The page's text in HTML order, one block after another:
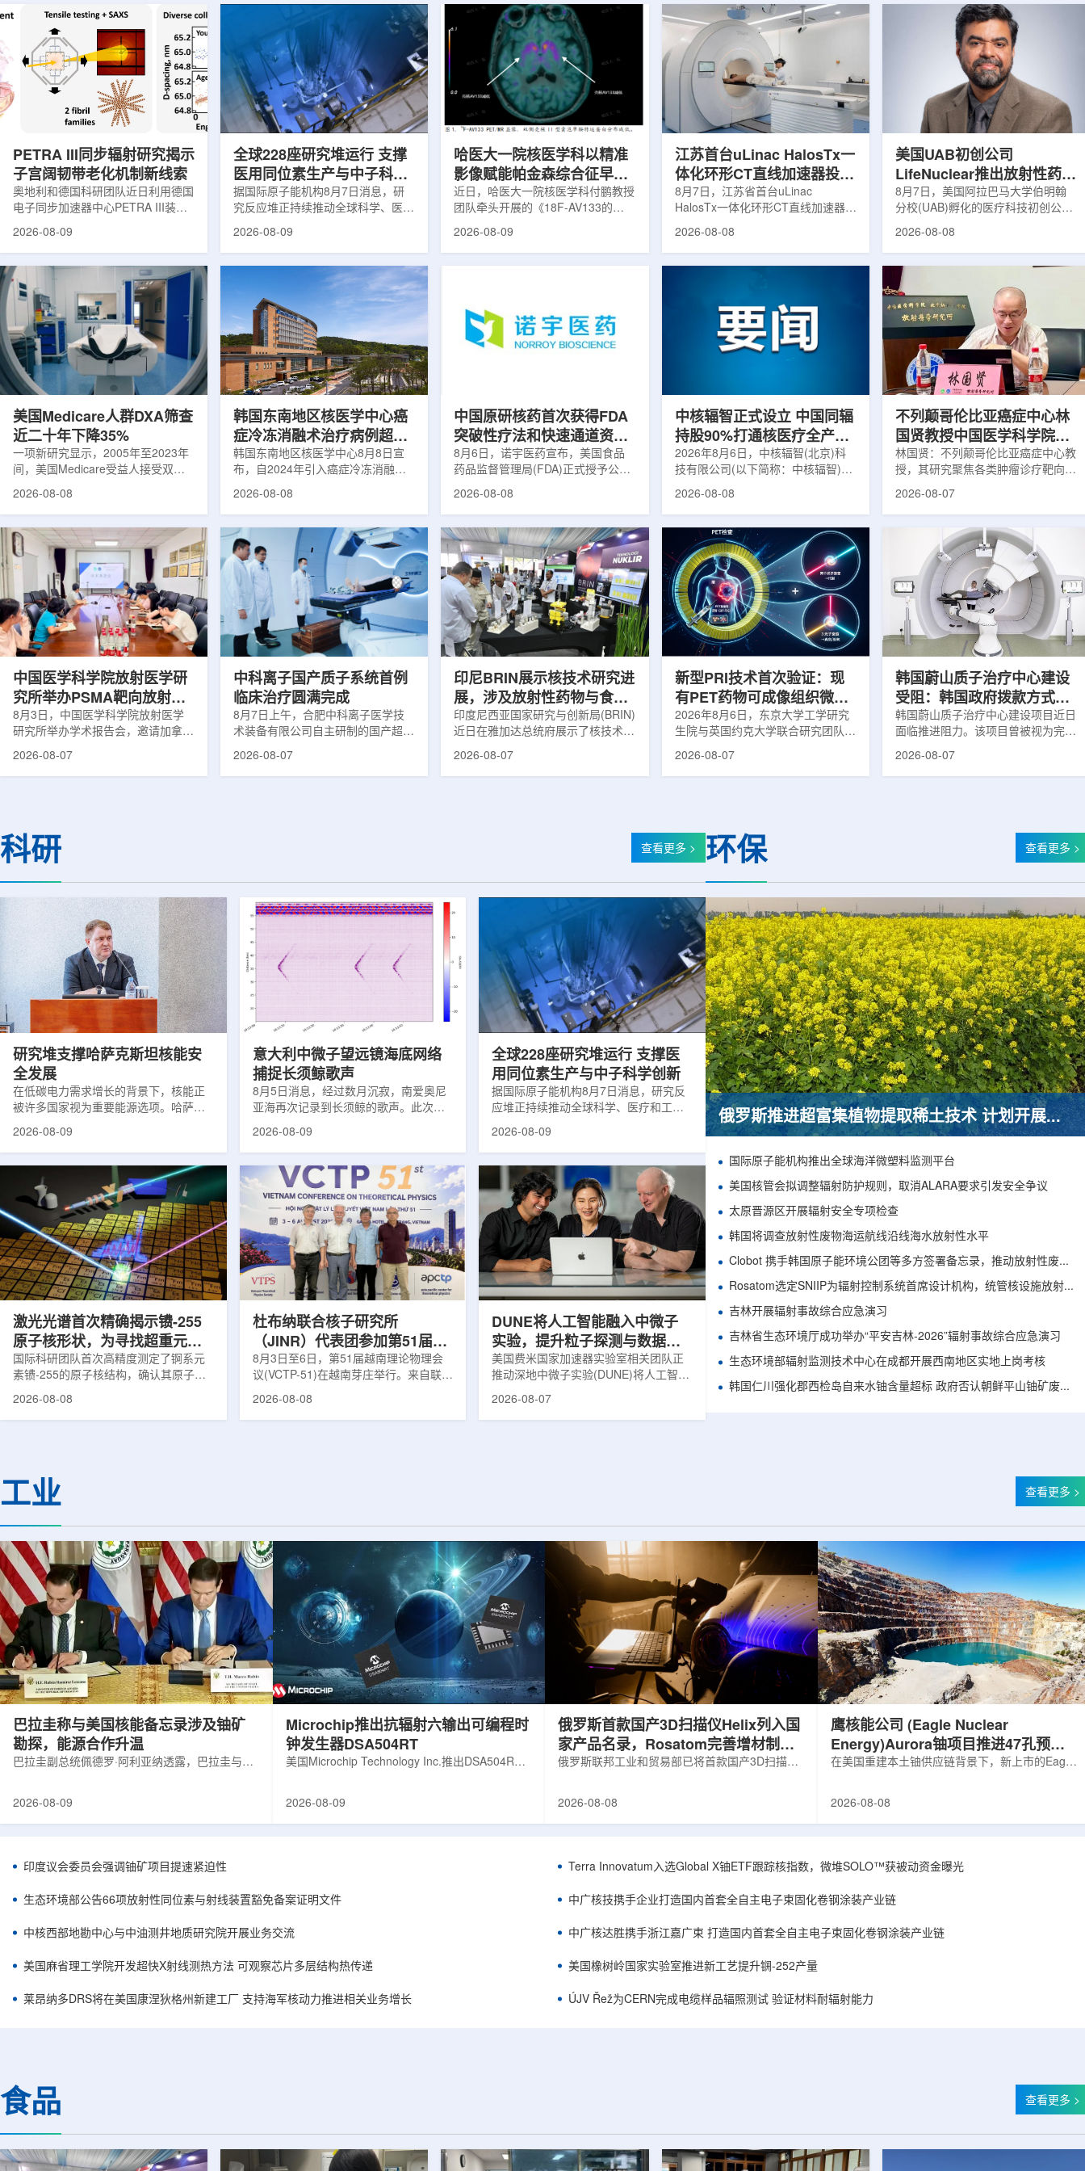
PETRA III同步辐射研究揭示
子宫阔韧带老化机制新线索
奥地利和德国科研团队近日利用德国
电子同步加速器中心PETRA III装
置，对支撑子宫的重要韧带——阔韧
学线索。相关研究成果发表于《生物
材料学报》。盆腔器官脱垂是女性健
康领域常见但机制仍不清晰的问题，
约40%的女性会受到影响，且多发生
在生命后半段。医学研究人员此前推
测，子宫周围韧带随年龄发生松弛，
可能是脱垂的重要原因之一。阔韧带
连接子宫与盆腔内壁，其强度和弹性
2026-08-09
全球228座研究堆运行 支撑
医用同位素生产与中子科学
创新
据国际原子能机构8月7日消息，研
究反应堆正持续推动全球科学、医疗
和工业领域创新。目前，全球54个
应堆不同于用于发电的核反应堆，主
要功能是产生中子，为医疗、工业、
农业、地质科学、法医学及核科学研
究提供支撑。从上方拍摄的研究堆水
池。(图片：国际原子能机构)在医疗
领域，研究堆是医用放射性同位素的
重要来源。其中，锝-99m被广泛用
于癌症以及心脏、脑部和骨骼疾病诊
2026-08-09
哈医大一院核医学科以精准
影像赋能帕金森综合征早期
诊疗
近日，哈医大一院核医学科付鹏教授
团队牵头开展的《18F-AV133的
PET/MR显像在帕金森病中的临床应
诊断主要依赖症状评估和经验判断，
对于早期阶段、非典型病例以及疾病
鉴别诊断仍存在一定挑战。该技术的
推广应用，标志着哈医大一院在神经
2026-08-09
江苏首台uLinac HalosTx一
体化环形CT直线加速器投入
临床
8月7日，江苏省首台uLinac
HalosTx一体化环形CT直线加速器在
南京医科大学第三附属医院(常州二
疗是肿瘤治疗的重要方式之一。传统
分体式放疗流程中，患者通常需要在
CT室与治疗室之间转运，治疗计划
也多依据此前采集的静态影像制定。
2026-08-08
美国UAB初创公司
LifeNuclear推出放射性药物
治疗安全指导平台
TheraGuide
8月7日，美国阿拉巴马大学伯明翰
分校(UAB)孵化的医疗科技初创公司
LifeNuclear宣布推出数字化平台
遵循辐射安全指导。放射性药物疗法
通过使用放射性药物靶向癌细胞，在
尽量减少周围健康组织损伤的同时发
挥治疗作用。随着该疗法应用范围扩
大，患者在治疗后通常需要阅读并执
行较为复杂的书面说明，这对部分患
者和护理人员而言存在理解和操作难
度。雷莫·乔治博士LifeNuclear由
2026-08-08
美国Medicare人群DXA筛查
近二十年下降35%
一项新研究显示，2005年至2023年
间，美国Medicare受益人接受双能X
射线吸收测定(DXA)检查的比例明显
果提示，不同人群之间的筛查可及性
差异正在扩大。研究人员分析了超过
500万名Medicare受益人的理赔数
据。结果显示，DXA使用率从2005
年的每10万名受益人7255次，下降
至2023年的每10万名受益人4690
次。相关研究已发表于
《Osteoporosis International》。下
2026-08-08
韩国东南地区核医学中心癌
症冷冻消融术治疗病例超过
100例
韩国东南地区核医学中心8月8日宣
布，自2024年引入癌症冷冻消融术
以来，中心已完成超过100例相关手
法。治疗过程中，医生在CT或超声
成像引导下，将细治疗针精准插入肿
瘤部位，通过零下40摄氏度或更低
的超低温冷冻病灶，使癌细胞发生坏
死。由于低温冷冻本身具有一定麻醉
作用，该技术有助于减轻患者疼痛，
减少对周围正常组织的损伤，并促进
术后较快恢复。据该中心介绍，目前
2026-08-08
中国原研核药首次获得FDA
突破性疗法和快速通道资格
双重认定
8月6日，诺宇医药宣布，美国食品
药品监督管理局(FDA)正式授予公司
自主研发的68Ga-NYM096突破性疗
认定(Fast Track Designation,
FTD)。这是原研核药领域中国首个
获得美国 FDA 突破性疗法认定、首
个同时获得 FDA 突破性疗法与快速
通道双项认定的产品，创造了核药领
域里程碑式突破。68Ga-NYM096是
一款特异性结合CAⅨ的肾癌小分子
诊断核药，适用于疑似或确认转移性
2026-08-08
中核辐智正式设立 中国同辐
持股90%打通核医疗全产业
链
2026年8月6日，中核辐智(北京)科
技有限公司(以下简称：中核辐智)正
式设立。公司由中国同辐股份有限公
创)共同出资组建，中国同辐持股
90%，中核浙创持股10%。中核辐智
将承接中国同辐核医学发展中心业
务，锚定智慧核医疗赛道深耕布局。
公司以智慧核医学物联系统为核心载
体，打通核医疗全产业链条，构建智
慧核医学系统+核药+装备+服务协同
发展模式，推动业务从单一产品供给
2026-08-08
不列颠哥伦比亚癌症中心林
国贤教授中国医学科学院放
射医学研究所开展学术交流
林国贤：不列颠哥伦比亚癌症中心教
授，其研究聚焦各类肿瘤诊疗靶向放
射性药物开发，迄今已主导/参与发
完成自研7款放射性药物的临床转
化，用于多种肿瘤诊疗。报告会上，
林国贤教授基于其团队多年的前沿探
索，系统梳理了针对前列腺癌靶点
PSMA的核药相关研究进展：一是F-
18标记PSMA靶向PET显像剂的分子
设计与临床优势;二是通过理性优化
分子结构，大幅提高Lu-177标记治
2026-08-07
中国医学科学院放射医学研
究所举办PSMA靶向放射性
药物学术报告会
8月3日，中国医学科学院放射医学
研究所举办学术报告会，邀请加拿大
温哥华不列颠哥伦比亚癌症中心林国
授长期从事肿瘤诊疗靶向放射性药物
开发研究，已主导或参与发表135余
款自研放射性药物的临床转化，应用
2026-08-07
中科离子国产质子系统首例
临床治疗圆满完成
8月7日上午，合肥中科离子医学技
术装备有限公司自主研制的国产超导
回旋质子治疗系统，在合肥离子医学
疗。设备运行平稳低噪，治疗控制软
件运...
2026-08-07
印尼BRIN展示核技术研究进
展，涉及放射性药物与食品
辐照应用
印度尼西亚国家研究与创新局(BRIN)
近日在雅加达总统府展示了核技术研
究成果。BRIN局长阿里夫·萨特里亚
放射性药物研发对癌症识别和治疗具
水果的辐照处理。阿里夫介绍，一些
2026-08-07
新型PRI技术首次验证：现
有PET药物可成像组织微环
境
2026年8月6日，东京大学工学研究
生院与英国约克大学联合研究团队宣
布，已建立一种利用正电子三光子衰
衰变的下一代核医学成像概念图目前
临床PET扫描主要利用正电子双光子
程度相关的微环境信息捕捉有限。...
2026-08-07
韩国蔚山质子治疗中心建设
受阻：韩国政府拨款方式调
整影响项目推进
韩国蔚山质子治疗中心建设项目近日
面临推进阻力。该项目曾被视为完善
韩国东南部区域癌症治疗体系的关键
制定服务，并开始争取国家拨款。不
过，韩国保健福祉部回复称，难以单
中心，构建癌症患者可在区域内完成
手术...
2026-08-07
科研 查看更多 >
研究堆支撑哈萨克斯坦核能安
全发展
在低碳电力需求增长的背景下，核能正
被许多国家视为重要能源选项。哈萨克
料、反应堆运行工况及安全系统需要经
过长期研究、试验和验证，研究堆和实
验装置正是承担这类工作的核心平台。
不同于以发电为主要目标的动力堆，研
究堆更接近专业核科学实验室。科研人
员可在其中研究核燃料和结构材料行
为，模拟反应堆不同运行状态，包括偏
离正常工况的情形，测试新技术，并验
证后续用于核...
2026-08-09
意大利中微子望远镜海底网络
捕捉长须鲸歌声
8月5日消息，经过数月沉寂，南爱奥尼
亚海再次记录到长须鲸的歌声。此次观
多个实验共同完成，涉及ITINERIS、
LOWNOISER和VONGOLA三个项目，
相关工作由LNS-INFN与西西里核物理与
物质结构中心(CSFNSM)参与开展。探
测发生在冬季末期。当时，东地中海区
域正受到一项长期近海油气资源地球物
理勘测活动带来的强烈人为噪声影响，
距离飓风哈里过境也仅数周。研究人员
在复杂声学背景...
2026-08-09
全球228座研究堆运行 支撑医
用同位素生产与中子科学创新
据国际原子能机构8月7日消息，研究反
应堆正持续推动全球科学、医疗和工业
设或规划阶段。这类反应堆不同于用于
发电的核反应堆，主要功能是产生中
子，为医疗、工业、农业、地质科学、
法医学及核科学研究提供支撑。从上方
拍摄的研究堆水池。(图片：国际原子能
机构)在医疗领域，研究堆是医用放射性
同位素的重要来源。其中，锝-99m被广
泛用于癌症以及心脏、脑部和骨骼疾病
诊断;全球大...
2026-08-09
激光光谱首次精确揭示镄-255
原子核形状，为寻找超重元素
提供新线索
国际科研团队首次高精度测定了锕系元
素镄-255的原子核结构，确认其原子核
呈明显的长椭球形，类似橄榄球。这项
值，也为现代原子核理论模型提供了关
键实验验证。镄是自然界中不存在的人
团...
2026-08-08
杜布纳联合核子研究所
（JINR）代表团参加第51届越
南理论物理会议
8月3日至6日，第51届越南理论物理会
议(VCTP-51)在越南芽庄举行。来自联合
核研究所理论物理实验室和信息技术实
2026-08-08
DUNE将人工智能融入中微子
实验，提升粒子探测与数据处
理能力
美国费米国家加速器实验室相关团队正
推动深地中微子实验(DUNE)将人工智能
和机器学习工具融入实验设计、探测器
子...
2026-08-07
环保 查看更多 >
俄罗斯推进超富集植物提取稀土技术 计划开展田间试验
国际原子能机构推出全球海洋微塑料监测平台
美国核管会拟调整辐射防护规则，取消ALARA要求引发安全争议
太原晋源区开展辐射安全专项检查
韩国将调查放射性废物海运航线沿线海水放射性水平
Clobot 携手韩国原子能环境公团等多方签署备忘录，推动放射性废物安全管理多机型机器人示范
Rosatom选定SNIIP为辐射控制系统首席设计机构，统管核设施放射仪表标准化与进口替代保障
吉林开展辐射事故综合应急演习
吉林省生态环境厅成功举办“平安吉林-2026”辐射事故综合应急演习
生态环境部辐射监测技术中心在成都开展西南地区实地上岗考核
韩国仁川强化郡西检岛自来水铀含量超标 政府否认朝鲜平山铀矿废水影响
工业 查看更多 >
巴拉圭称与美国核能备忘录涉及铀矿
勘探，能源合作升温
巴拉圭副总统佩德罗·阿利亚纳透露，巴拉圭与美
务卿克里斯托弗·兰道的会晤时，将该协议称为历
有的接近阶段。巴美双方此次接触并不局限于核
能议题，而是涵盖双边合作、安全、投资和地区
政治等多个层面。阿利亚纳称，美国方面有意加
强对巴拉圭能源领域的投资，尤其关注...
2026-08-09
Microchip推出抗辐射六输出可编程时
钟发生器DSA504RT
美国Microchip Technology Inc.推出DSA504RT
常需要高度稳定的时间参考，用于导航、通信和
件，分别为不同子系统提供时钟信号，由此带来
元器件数量增加、系统质量上升和电路复杂...
2026-08-09
俄罗斯首款国产3D扫描仪Helix列入国
家产品名录，Rosatom完善增材制造
技术链
俄罗斯联邦工业和贸易部已将首款国产3D扫描仪
完成。至此，Helix成为俄罗斯首款、也是目前唯
RangeVision Helix由俄罗斯国家原子能公司增材
制造合作伙伴RangeVision研发制造。自2025年
以来，该公司成为唯一纳入俄罗斯国家原子能公
司增材制造生态系统的俄罗斯3D扫描...
2026-08-08
鹰核能公司 (Eagle Nuclear
Energy)Aurora铀项目推进47孔预可
研钻探
在美国重建本土铀供应链背景下，新上市的Eagle
1300标准含indicated资源3275万磅、inferred
孔、总进尺约2.7万英尺的预可研钻探，待联邦与
州审批通过后开工，预计2027年下半年完成预可
研。技术端近期增补Yukuskokon Professional
Services，并扩大与BBA USA、SLR I...
2026-08-08
印度议会委员会强调铀矿项目提速紧迫性
生态环境部公告66项放射性同位素与射线装置豁免备案证明文件
中核西部地勘中心与中油测井地质研究院开展业务交流
美国麻省理工学院开发超快X射线测热方法 可观察芯片多层结构热传递
莱昂纳多DRS将在美国康涅狄格州新建工厂 支持海军核动力推进相关业务增长
Terra Innovatum入选Global X铀ETF跟踪核指数，微堆SOLO™获被动资金曝光
中广核技携手企业打造国内首套全自主电子束固化卷钢涂装产业链
中广核达胜携手浙江嘉广束 打造国内首套全自主电子束固化卷钢涂装产业链
美国橡树岭国家实验室推进新工艺提升锎-252产量
ÚJV Řež为CERN完成电缆样品辐照测试 验证材料耐辐射能力
食品 查看更多 >